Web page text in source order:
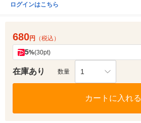
ログインはこちら
680円 （税込）
5%(30pt)
在庫あり 数量 1
カートに入れる